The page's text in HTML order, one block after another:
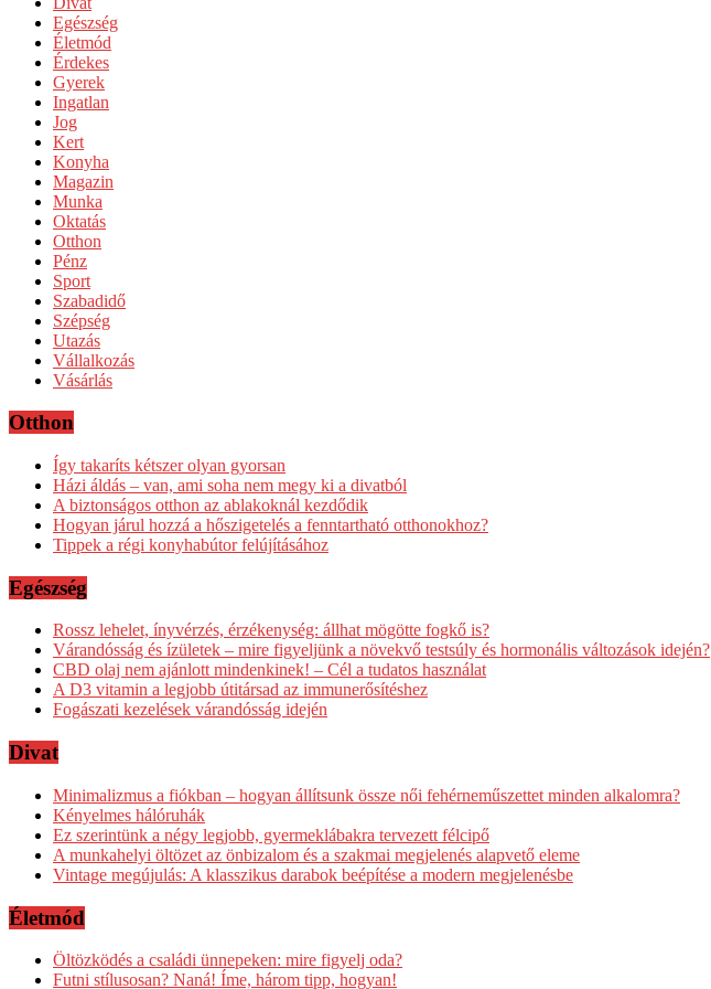
Egészség
Életmód
Érdekes
Gyerek
Ingatlan
Jog
Kert
Konyha
Magazin
Munka
Oktatás
Otthon
Pénz
Sport
Szabadidő
Szépség
Utazás
Vállalkozás
Vásárlás
Otthon
Így takaríts kétszer olyan gyorsan
Házi áldás – van, ami soha nem megy ki a divatból
A biztonságos otthon az ablakoknál kezdődik
Hogyan járul hozzá a hőszigetelés a fenntartható otthonokhoz?
Tippek a régi konyhabútor felújításához
Egészség
Rossz lehelet, ínyvérzés, érzékenység: állhat mögötte fogkő is?
Várandósság és ízületek – mire figyeljünk a növekvő testsúly és hormonális változások idején?
CBD olaj nem ajánlott mindenkinek! – Cél a tudatos használat
A D3 vitamin a legjobb útitársad az immunerősítéshez
Fogászati kezelések várandósság idején
Divat
Minimalizmus a fiókban – hogyan állítsunk össze női fehérneműszettet minden alkalomra?
Kényelmes hálóruhák
Ez szerintünk a négy legjobb, gyermeklábakra tervezett félcipő
A munkahelyi öltözet az önbizalom és a szakmai megjelenés alapvető eleme
Vintage megújulás: A klasszikus darabok beépítése a modern megjelenésbe
Életmód
Öltözködés a családi ünnepeken: mire figyelj oda?
Futni stílusosan? Naná! Íme, három tipp, hogyan!